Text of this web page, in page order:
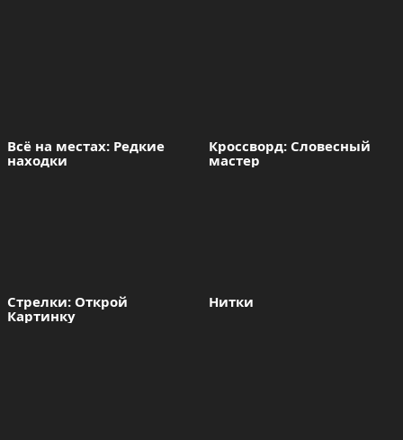
Всё на местах: Редкие
находки
Кроссворд: Словесный
мастер
Стрелки: Открой
Картинку
Нитки